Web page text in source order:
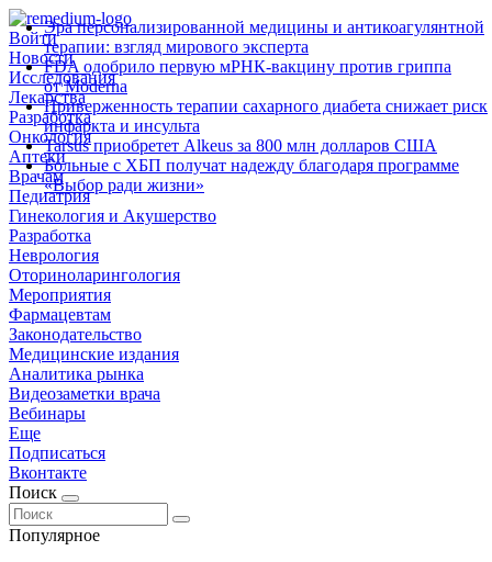
Войти
Новости
Исследования
Лекарства
Разработка
Онкология
Аптеки
Врачам
Педиатрия
Гинекология и Акушерство
Разработка
Неврология
Оториноларингология
Мероприятия
Фармацевтам
Законодательство
Медицинские издания
Аналитика рынка
Видеозаметки врача
Вебинары
Еще
Подписаться
Вконтакте
Поиск
Популярное
Эра персонализированной медицины и антикоагулянтной
терапии: взгляд мирового эксперта
FDA одобрило первую мРНК‑вакцину против гриппа
от Moderna
Приверженность терапии сахарного диабета снижает риск
инфаркта и инсульта
Tarsus приобретет Alkeus за 800 млн долларов США
Больные с ХБП получат надежду благодаря программе
«Выбор ради жизни»